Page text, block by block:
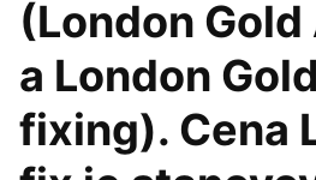
(London
a London
fixing). Cena